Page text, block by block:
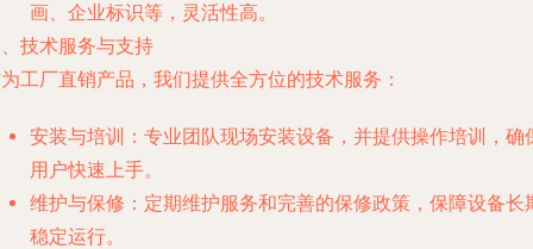
画、企业标识等，灵活性高。
技术服务与支持
工厂直销产品，我们提供全方位的技术服务：
安装与培训：专业团队现场安装设备，并提供操作培训，确
用户快速上手。
维护与保修：定期维护服务和完善的保修政策，保障设备长
稳定运行。